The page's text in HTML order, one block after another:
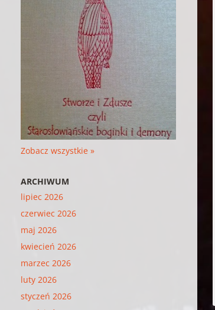
Zobacz wszystkie »
ARCHIWUM
lipiec 2026
czerwiec 2026
maj 2026
kwiecień 2026
marzec 2026
luty 2026
styczeń 2026